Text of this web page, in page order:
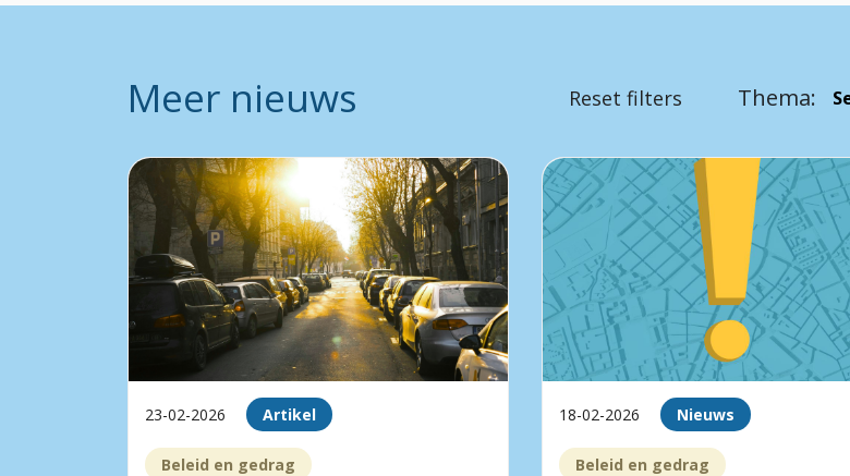
Meer nieuws Reset filters Thema:
23-02-2026 Artikel
Beleid en gedrag
18-02-2026 Nieuws
Beleid en gedrag